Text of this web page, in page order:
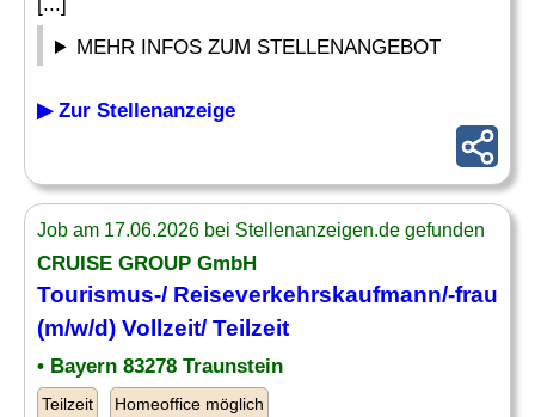
MEHR INFOS ZUM STELLENANGEBOT
▶ Zur Stellenanzeige
Job am 17.06.2026 bei Stellenanzeigen.de gefunden
CRUISE GROUP GmbH
Tourismus-/ Reiseverkehrskaufmann/-frau
(m/w/d) Vollzeit/ Teilzeit
• Bayern 83278 Traunstein
Teilzeit Homeoffice möglich